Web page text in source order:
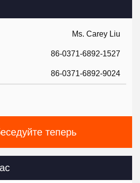
Ms. Carey Liu
86-0371-6892-1527
86-0371-6892-9024
теперь